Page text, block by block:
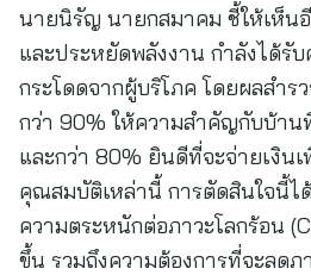
นายนิรัญ นายกสมาคม ชี้ให้เห็น
และประหยัดพลังงาน กำลังได้รับ
กระโดดจากผู้บริโภค โดยผลสำร
กว่า 90% ให้ความสำคัญกับบ้าน
และกว่า 80% ยินดีที่จะจ่ายเงิน
คุณสมบัติเหล่านี้ การตัดสินใจนี้ไ
ความตระหนักต่อภาวะโลกร้อน
ขึ้น รวมถึงความต้องการที่จะลดภ